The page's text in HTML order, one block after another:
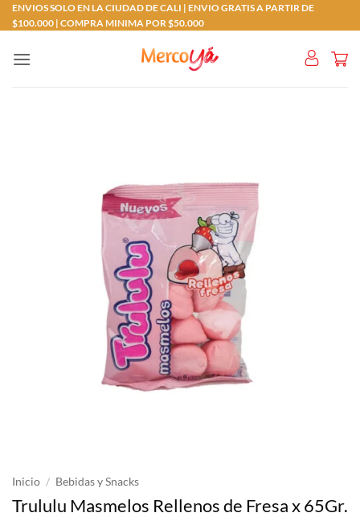
Saltar
al
ENVIOS SOLO EN LA CIUDAD DE CALI | ENVIO GRATIS A PARTIR DE
$100.000 | COMPRA MINIMA POR $50.000
Inicio / Bebidas y Snacks
Trululu Masmelos Rellenos de Fresa x 65Gr.